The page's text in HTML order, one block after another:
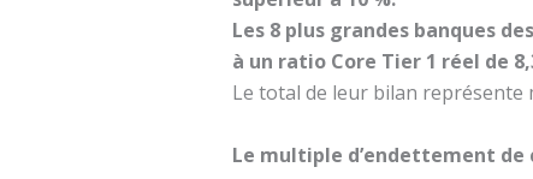
Les 8 plus grandes banques
à un ratio Core Tier 1 réel de
Le total de leur bilan représente
Le multiple d’endettement de